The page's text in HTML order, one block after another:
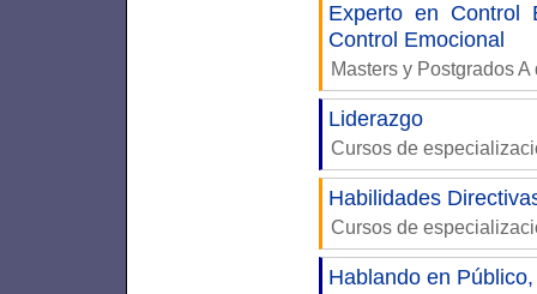
Experto en Control
Control Emocional
Masters y Postgrados
Liderazgo
Cursos de
Habilidades
Cursos de
Hablando en